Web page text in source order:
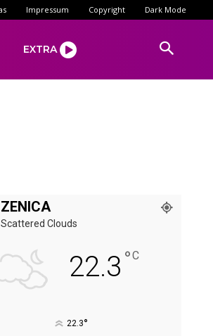
Impressum Copyright Dark Mode
EXTRA
ZENICA
Scattered Clouds
22.3 °C
22.3°